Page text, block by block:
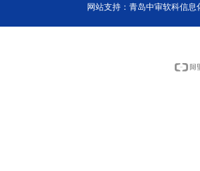
网站支持： 青岛中审软科信息